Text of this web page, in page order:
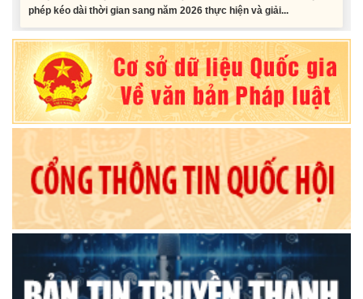
Nghị quyết Vê việc điều chinh và phân bổ chi tiết kế hoạch đầu tư
công năm 2026 nguồn vốn ngân sách địa phương (đợt 2)
Nghị quyết Về chất vấn tại Kỳ họp thứ Hai, Hội đồng nhân dân tỉnh
Đắk Lắk khóa XI, nhiệm kỳ 2026 - 2031
Nghị quyết Xác nhận kết quả bầu Ủy viên Ủy ban nhân dân tỉnh
Đắk Lắk khoá XI, nhiệm kỳ 2026 - 2031
Tiểu phẩm audio spot Tiếng Ê đê - TP25
Tiểu phẩm audio spot Tiếng Ê đê - TP24